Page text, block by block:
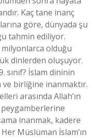
Kaç tane inanç
göre, dünyada şu
tahmin ediliyor.
milyonlarca olduğu
dinlerden oluşuyor.
sınıf? İslam dininin
ve birliğine inanmaktır.
arasında Allah’ın
peygamberlerine
inanmak, kadere
Müslüman İslam’ın